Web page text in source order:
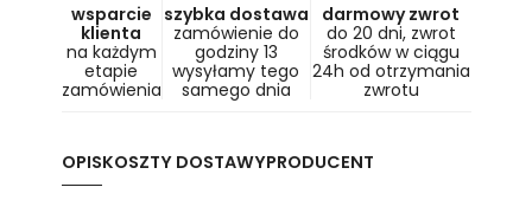
wsparcie
klienta
na każdym
etapie
zamówienia
szybka dostawa
zamówienie do
godziny 13
wysyłamy tego
samego dnia
darmowy zwrot
do 20 dni, zwrot
środków w ciągu
24h od otrzymania
zwrotu
OPISKOSZTY DOSTAWYPRODUCENT